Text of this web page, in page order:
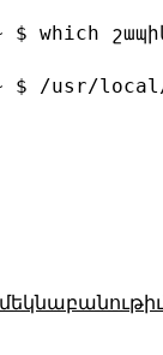
$ which
$ /usr/